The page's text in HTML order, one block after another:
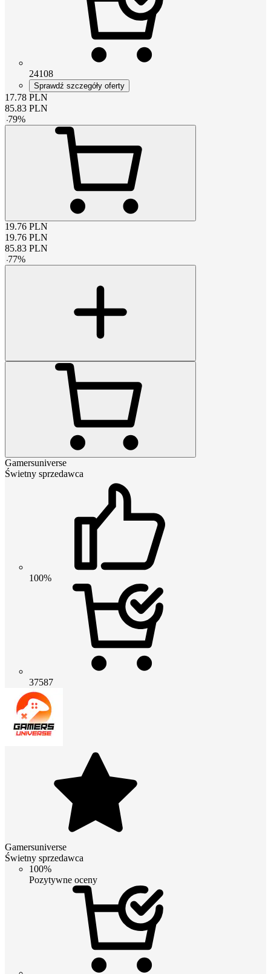
24108
Sprawdź szczegóły oferty
17.78 PLN
85.83 PLN
-79%
19.76 PLN
19.76 PLN
85.83 PLN
-77%
Gamersuniverse
Świetny sprzedawca
100%
37587
Gamersuniverse
Świetny sprzedawca
100%
Pozytywne oceny